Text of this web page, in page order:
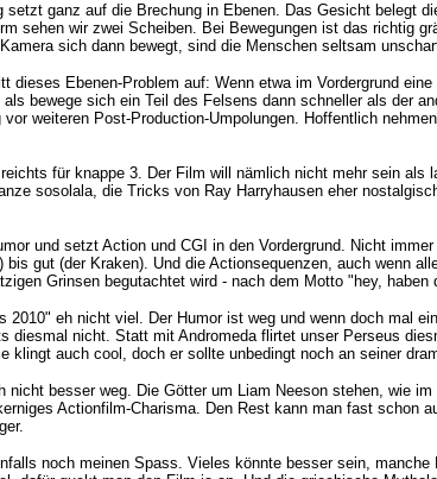
setzt ganz auf die Brechung in Ebenen. Das Gesicht
sehen wir zwei Scheiben. Bei Bewegungen ist das richtig
sich dann bewegt, sind die Menschen seltsam
dieses Ebenen-Problem auf: Wenn etwa im Vordergrund
bewege sich ein Teil des Felsens dann schneller als der
vor weiteren Post-Production-Umpolungen. Hoffentlich
für knappe 3. Der Film will nämlich nicht mehr sein
sosolala, die Tricks von Ray Harryhausen eher
und setzt Action und CGI in den Vordergrund. Nicht
bis gut (der Kraken). Und die Actionsequenzen, auch
Grinsen begutachtet wird - nach dem Motto "hey,
2010" eh nicht viel. Der Humor ist weg und wenn doch mal
diesmal nicht. Statt mit Andromeda flirtet unser Perseus
klingt auch cool, doch er sollte unbedingt noch an seiner
nicht besser weg. Die Götter um Liam Neeson stehen, wie
Actionfilm-Charisma. Den Rest kann man fast schon
noch meinen Spass. Vieles könnte besser sein,